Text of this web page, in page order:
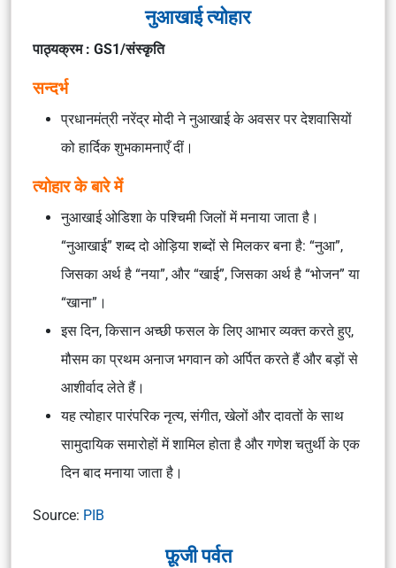
नुआखाई त्योहार
पाठ्यक्रम : GS1/संस्कृति
सन्दर्भ
प्रधानमंत्री नरेंद्र मोदी ने नुआखाई के अवसर पर देशवासियों
को हार्दिक शुभकामनाएँ दीं।
त्योहार के बारे में
नुआखाई ओडिशा के पश्चिमी जिलों में मनाया जाता है।
“नुआखाई” शब्द दो ओड़िया शब्दों से मिलकर बना है: “नुआ”,
जिसका अर्थ है “नया”, और “खाई”, जिसका अर्थ है “भोजन” या
“खाना”।
इस दिन, किसान अच्छी फसल के लिए आभार व्यक्त करते हुए,
मौसम का प्रथम अनाज भगवान को अर्पित करते हैं और बड़ों से
आशीर्वाद लेते हैं।
यह त्योहार पारंपरिक नृत्य, संगीत, खेलों और दावतों के साथ
सामुदायिक समारोहों में शामिल होता है और गणेश चतुर्थी के एक
दिन बाद मनाया जाता है।
Source: PIB
फ़ूजी पर्वत